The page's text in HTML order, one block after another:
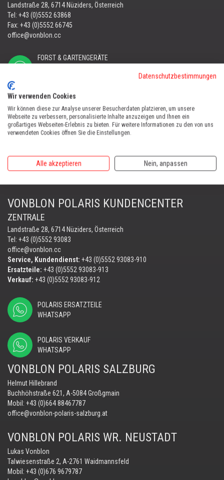
Landstraße 28, 6714 Nüziders, Österreich
Tel: +43 (0)5552 63868
Fax: +43 (0)5552 66745
office@vonblon.cc
FORST & GARTENGERÄTE
AUTOMOWER
Automower Kundendienst Nüziders
Tel:+43 (0)5552 31607
Maria-Theresien-Straße 77, 6890 Lustenau
Harry Zudrell
VONBLON POLARIS KUNDENCENTER
ZENTRALE
Landstraße 28, 6714 Nüziders, Österreich
Tel: +43 (0)5552 93083
office@vonblon.cc
Service, Kundendienst: +43 (0)5552 93083-910
Ersatzteile: +43 (0)5552 93083-913
Verkauf: +43 (0)5552 93083-912
POLARIS ERSATZTEILE
WHATSAPP
POLARIS VERKAUF
WHATSAPP
VONBLON POLARIS SALZBURG
Helmut Hillebrand
Buchhöhstraße 621, A-5084 Großgmain
Mobil: +43 (0)664 88467787
office@vonblon-polaris-salzburg.at
VONBLON POLARIS WR. NEUSTADT
Lukas Vonblon
Talwiesenstraße 2, A-2761 Waidmannsfeld
Mobil: +43 (0)676 9679787
Datenschutzbestimmungen
Wir verwenden Cookies
Wir können diese zur Analyse unserer Besucherdaten platzieren, um unsere
Webseite zu verbessern, personalisierte Inhalte anzuzeigen und Ihnen ein
großartiges Webseiten-Erlebnis zu bieten. Für weitere Informationen zu den von uns
verwendeten Cookies öffnen Sie die Einstellungen.
Alle akzeptieren Nein, anpassen